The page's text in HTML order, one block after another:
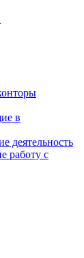
в
деятельность
работу с